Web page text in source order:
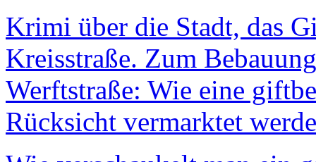
Krimi über die Stadt, das
Kreisstraße. Zum
Werftstraße: Wie eine
Rücksicht vermarktet